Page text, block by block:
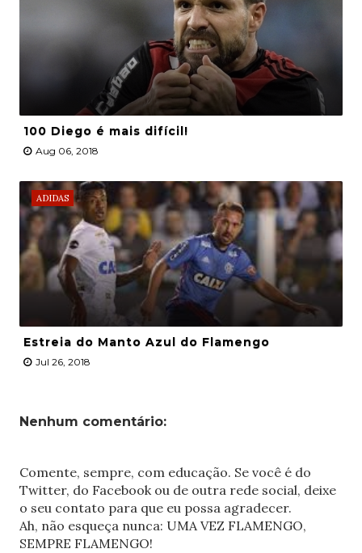
100 Diego é mais difícil!
Aug 06, 2018
ADIDAS
Estreia do Manto Azul do Flamengo
Jul 26, 2018
Nenhum comentário:
Comente, sempre, com educação. Se você é do
Twitter, do Facebook ou de outra rede social, deixe
o seu contato para que eu possa agradecer.
Ah, não esqueça nunca: UMA VEZ FLAMENGO,
SEMPRE FLAMENGO!